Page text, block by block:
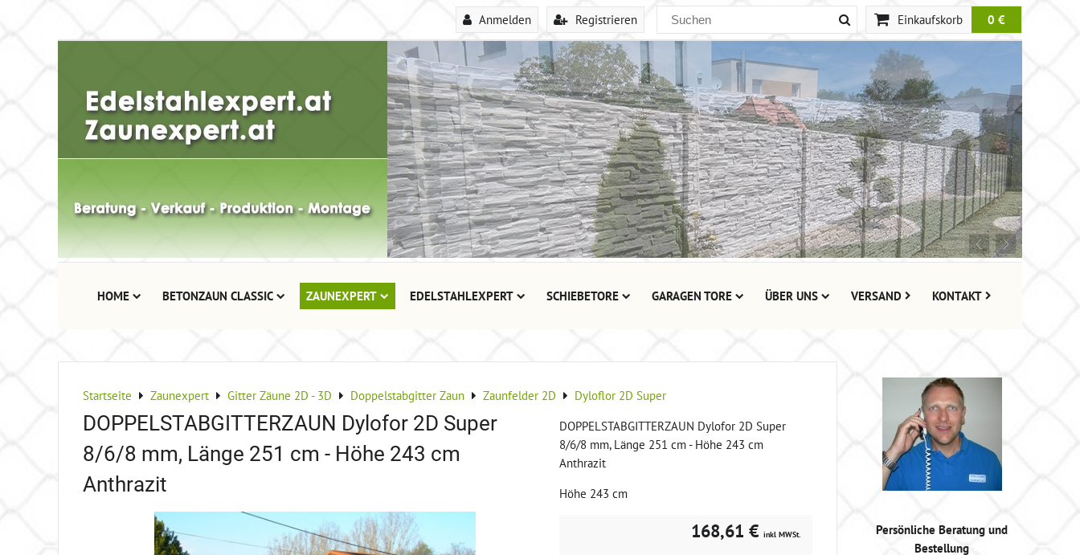
Anmelden Registrieren Einkaufskorb 0 €
HOME BETONZAUN CLASSIC ZAUNEXPERT EDELSTAHLEXPERT SCHIEBETORE GARAGEN TORE ÜBER UNS VERSAND KONTAKT
Startseite Zaunexpert Gitter Zäune 2D - 3D Doppelstabgitter Zaun Zaunfelder 2D Dyloflor 2D Super
DOPPELSTABGITTERZAUN Dylofor 2D Super
8/6/8 mm, Länge 251 cm - Höhe 243 cm
Anthrazit
DOPPELSTABGITTERZAUN Dylofor 2D Super
8/6/8 mm, Länge 251 cm - Höhe 243 cm
Anthrazit
Höhe 243 cm
168,61 € inkl MWSt.
Persönliche Beratung und
Bestellung